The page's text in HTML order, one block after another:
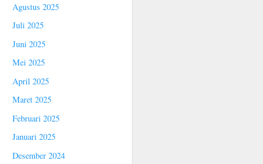
Agustus 2025
Juli 2025
Juni 2025
Mei 2025
April 2025
Maret 2025
Februari 2025
Januari 2025
Desember 2024